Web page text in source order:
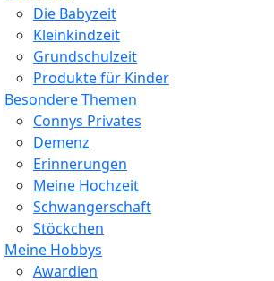
Die Babyzeit
Kleinkindzeit
Grundschulzeit
Produkte für Kinder
Besondere Themen
Connys Privates
Demenz
Erinnerungen
Meine Hochzeit
Schwangerschaft
Stöckchen
Meine Hobbys
Awardien